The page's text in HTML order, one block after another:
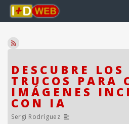
DESCUBRE LOS
TRUCOS PARA
IMÁGENES
CON IA
Sergi Rodríguez